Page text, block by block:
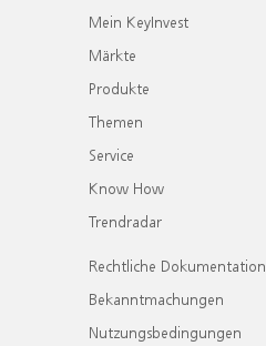
Mein KeyInvest
Märkte
Produkte
Themen
Service
Know How
Trendradar
Rechtliche Dokumentation
Bekanntmachungen
Nutzungsbedingungen